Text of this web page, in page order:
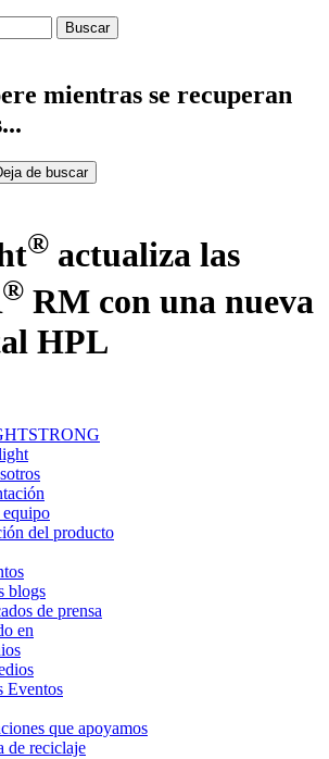
mientras se recuperan
de buscar
® actualiza las
® RM con una nueva
HPL
del producto
blogs
de prensa
en
Eventos
que apoyamos
de reciclaje